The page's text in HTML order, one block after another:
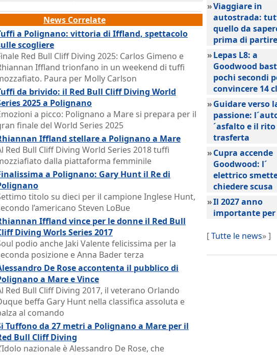
News Correlate
a Polignano: vittoria di Iffland, spettacolo
scogliere
Red Bull Cliff Diving 2025: Carlos Gimeno e
Iffland trionfano in un weekend di tuffi
Paura per Molly Carlson
da brivido: il Red Bull Cliff Diving World
2025 a Polignano
a picco: Polignano a Mare si prepara per il
finale del World Series 2025
Iffland stellare a Polignano a Mare
Red Bull Cliff Diving World Series 2018 tuffi
dalla piattaforma femminile
a Polignano: Gary Hunt il Re di
titolo su dieci per il campione Inglese Hunt,
l’americano Steven LoBue
Iffland vince per le donne il Red Bull
Diving Worls Series 2017
podio anche Jaki Valente felicissima per la
posizione e Anna Bader terza
De Rose accontenta il pubblico di
a Mare e Vince
Red Bull Cliff Diving 2017, il veterano Orlando
beffa Gary Hunt nella classifica assoluta e
al comando
Tuffono da 27 metri a Polignano a Mare per il
Bull Cliff Diving
nazionale è Alessandro De Rose, che
»Viaggiare in
autostrada:
quello da
prima di partire
»Lepas L8: a
Goodwood
pochi secondi
convincere 14
»Guidare verso
passione:
´asfalto e il
trasferta
»Cupra accende
Goodwood: l´
elettrico
chiedere scusa
»Il 2027 anno
importante per
[Tutte le news» ]